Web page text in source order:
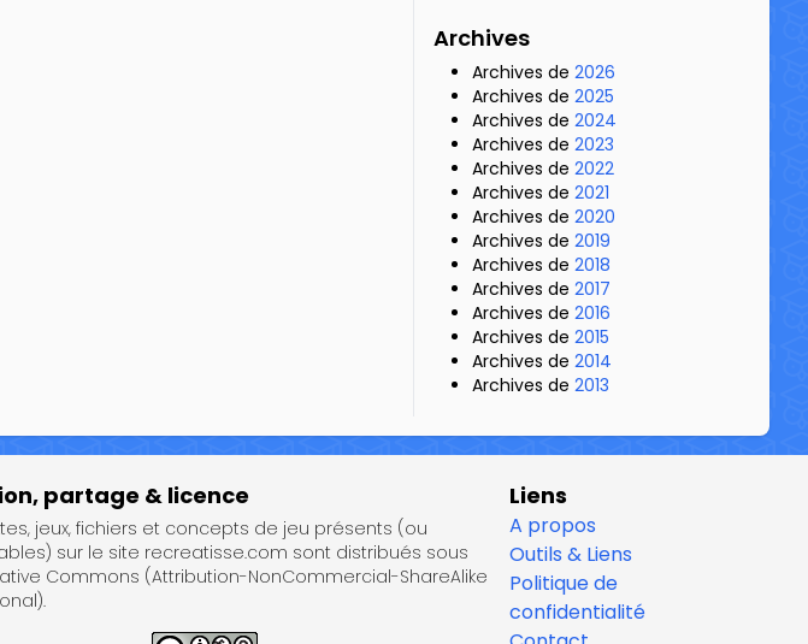
Archives
Archives de 2026
Archives de 2025
Archives de 2024
Archives de 2023
Archives de 2022
Archives de 2021
Archives de 2020
Archives de 2019
Archives de 2018
Archives de 2017
Archives de 2016
Archives de 2015
Archives de 2014
Archives de 2013
partage & licence
jeux, fichiers et concepts de jeu présents (ou
sur le site recreatisse.com sont distribués sous
Commons (Attribution-NonCommercial-ShareAlike
Liens
A propos
Outils & Liens
Politique de
confidentialité